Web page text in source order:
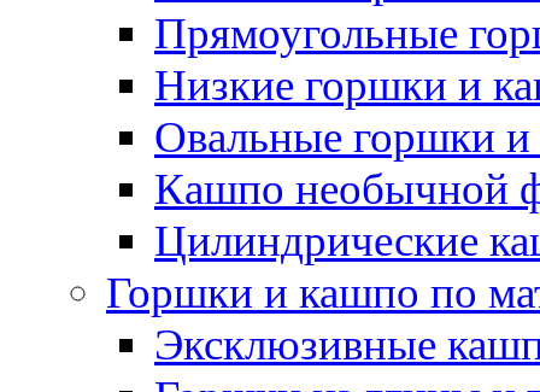
Прямоугольные
Низкие горшки и
Овальные горшки
Кашпо необычной
Цилиндрические
Горшки и кашпо по
Эксклюзивные